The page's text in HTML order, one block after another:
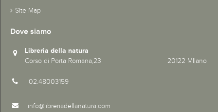
Site Map
Dove siamo
Libreria della natura
Corso di Porta Romana,23 20122 MIlano
02.48003159
info@libreriadellanatura.com